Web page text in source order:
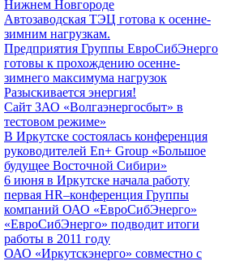
Нижнем Новгороде
Автозаводская ТЭЦ готова к осенне-
зимним нагрузкам.
Предприятия Группы ЕвроСибЭнерго
готовы к прохождению осенне-
зимнего максимума нагрузок
Разыскивается энергия!
Сайт ЗАО «Волгаэнергосбыт» в
тестовом режиме»
В Иркутске состоялась конференция
руководителей En+ Group «Большое
будущее Восточной Сибири»
6 июня в Иркутске начала работу
первая HR–конференция Группы
компаний ОАО «ЕвроСибЭнерго»
«ЕвроСибЭнерго» подводит итоги
работы в 2011 году
ОАО «Иркутскэнерго» совместно с